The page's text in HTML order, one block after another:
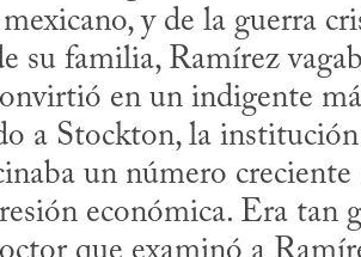
y de la guerra
su familia, Ramírez
en un indigente
a Stockton, la
un número creciente
económica. Era tan